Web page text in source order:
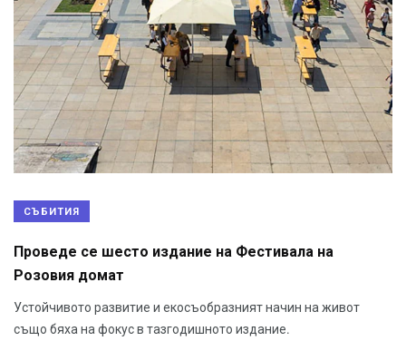
СЪБИТИЯ
Проведе се шесто издание на Фестивала на
Розовия домат
Устойчивото развитие и екосъобразният начин на живот
също бяха на фокус в тазгодишното издание.